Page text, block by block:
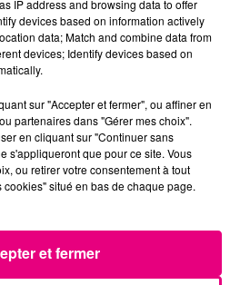
IP address and browsing data to offer
devices based on information actively
data; Match and combine data from
devices; Identify devices based on
sur "Accepter et fermer", ou affiner en
partenaires dans "Gérer mes choix".
en cliquant sur "Continuer sans
s'appliqueront que pour ce site. Vous
ou retirer votre consentement à tout
situé en bas de chaque page.
et fermer